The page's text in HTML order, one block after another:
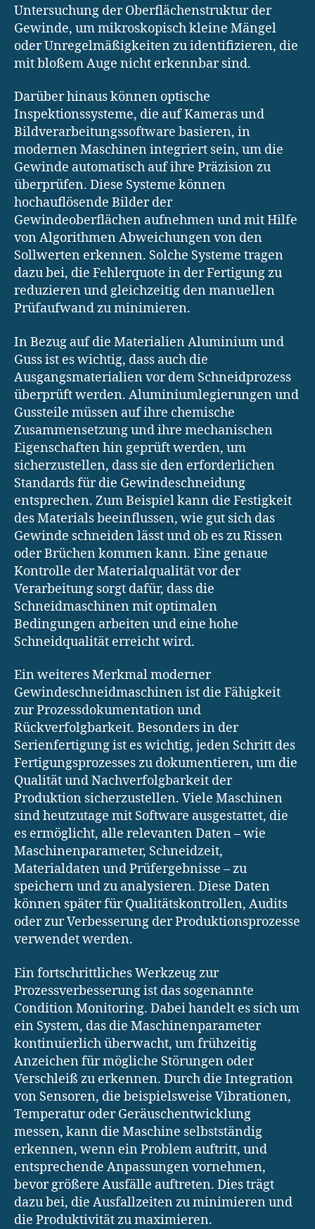
Untersuchung der Oberflächenstruktur der
Gewinde, um mikroskopisch kleine Mängel
oder Unregelmäßigkeiten zu identifizieren, die
mit bloßem Auge nicht erkennbar sind.
Darüber hinaus können optische
Inspektionssysteme, die auf Kameras und
Bildverarbeitungssoftware basieren, in
modernen Maschinen integriert sein, um die
Gewinde automatisch auf ihre Präzision zu
überprüfen. Diese Systeme können
hochauflösende Bilder der
Gewindeoberflächen aufnehmen und mit Hilfe
von Algorithmen Abweichungen von den
Sollwerten erkennen. Solche Systeme tragen
dazu bei, die Fehlerquote in der Fertigung zu
reduzieren und gleichzeitig den manuellen
Prüfaufwand zu minimieren.
In Bezug auf die Materialien Aluminium und
Guss ist es wichtig, dass auch die
Ausgangsmaterialien vor dem Schneidprozess
überprüft werden. Aluminiumlegierungen und
Gussteile müssen auf ihre chemische
Zusammensetzung und ihre mechanischen
Eigenschaften hin geprüft werden, um
sicherzustellen, dass sie den erforderlichen
Standards für die Gewindeschneidung
entsprechen. Zum Beispiel kann die Festigkeit
des Materials beeinflussen, wie gut sich das
Gewinde schneiden lässt und ob es zu Rissen
oder Brüchen kommen kann. Eine genaue
Kontrolle der Materialqualität vor der
Verarbeitung sorgt dafür, dass die
Schneidmaschinen mit optimalen
Bedingungen arbeiten und eine hohe
Schneidqualität erreicht wird.
Ein weiteres Merkmal moderner
Gewindeschneidmaschinen ist die Fähigkeit
zur Prozessdokumentation und
Rückverfolgbarkeit. Besonders in der
Serienfertigung ist es wichtig, jeden Schritt des
Fertigungsprozesses zu dokumentieren, um die
Qualität und Nachverfolgbarkeit der
Produktion sicherzustellen. Viele Maschinen
sind heutzutage mit Software ausgestattet, die
es ermöglicht, alle relevanten Daten – wie
Maschinenparameter, Schneidzeit,
Materialdaten und Prüfergebnisse – zu
speichern und zu analysieren. Diese Daten
können später für Qualitätskontrollen, Audits
oder zur Verbesserung der Produktionsprozesse
verwendet werden.
Ein fortschrittliches Werkzeug zur
Prozessverbesserung ist das sogenannte
Condition Monitoring. Dabei handelt es sich um
ein System, das die Maschinenparameter
kontinuierlich überwacht, um frühzeitig
Anzeichen für mögliche Störungen oder
Verschleiß zu erkennen. Durch die Integration
von Sensoren, die beispielsweise Vibrationen,
Temperatur oder Geräuschentwicklung
messen, kann die Maschine selbstständig
erkennen, wenn ein Problem auftritt, und
entsprechende Anpassungen vornehmen,
bevor größere Ausfälle auftreten. Dies trägt
dazu bei, die Ausfallzeiten zu minimieren und
die Produktivität zu maximieren.